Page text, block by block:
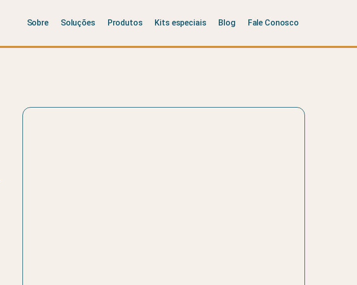
Sobre Soluções Produtos Kits especiais Blog Fale Conosco